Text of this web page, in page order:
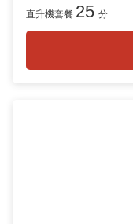
直升機套餐 25 分